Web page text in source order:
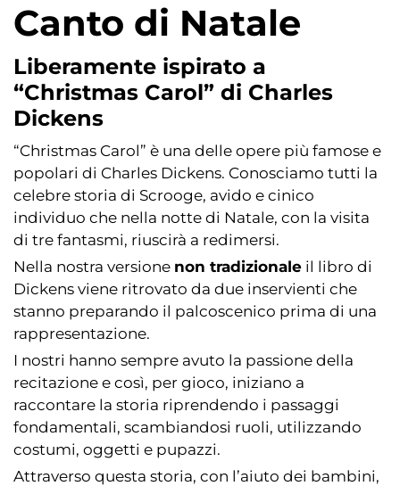
Canto di Natale
Liberamente ispirato a
“Christmas Carol” di Charles
Dickens
“Christmas Carol” è una delle opere più famose e
popolari di Charles Dickens. Conosciamo tutti la
celebre storia di Scrooge, avido e cinico
individuo che nella notte di Natale, con la visita
di tre fantasmi, riuscirà a redimersi.
Nella nostra versione non tradizionale il libro di
Dickens viene ritrovato da due inservienti che
stanno preparando il palcoscenico prima di una
rappresentazione.
I nostri hanno sempre avuto la passione della
recitazione e così, per gioco, iniziano a
raccontare la storia riprendendo i passaggi
fondamentali, scambiandosi ruoli, utilizzando
costumi, oggetti e pupazzi.
Attraverso questa storia, con l’aiuto dei bambini,